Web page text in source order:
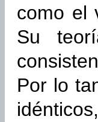
como el
Su
Por lo